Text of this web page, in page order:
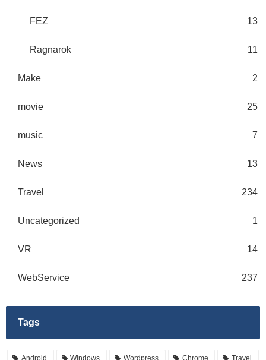
FEZ 13
Ragnarok 11
Make 2
movie 25
music 7
News 13
Travel 234
Uncategorized 1
VR 14
WebService 237
Tags
Android Windows Wordpress Chrome Travel